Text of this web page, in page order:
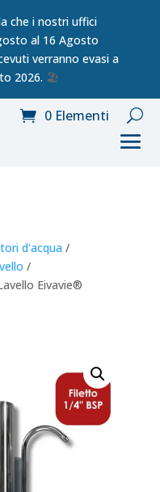
che i nostri uffici
al 16 Agosto
verranno evasi a
2026. 🏖️
0 Elementi
d'acqua /
/
Eivavie®